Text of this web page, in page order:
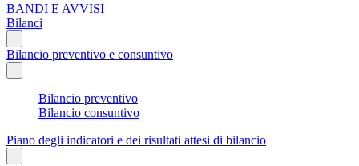
BANDI E AVVISI
Bilanci
Bilancio preventivo e consuntivo
Bilancio preventivo
Bilancio consuntivo
Piano degli indicatori e dei risultati attesi di bilancio